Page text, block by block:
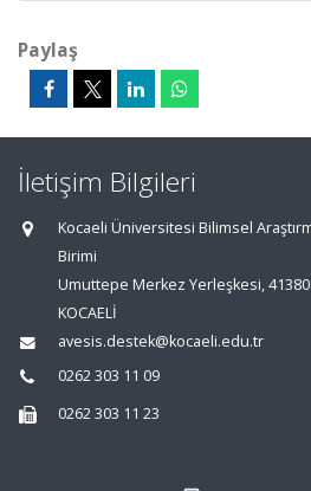
Paylaş
İletişim Bilgileri
Kocaeli Üniversitesi Bilimsel
Birimi
Umuttepe Merkez Yerleşkesi, 41380
KOCAELİ
avesis.destek@kocaeli.edu.tr
0262 303 11 09
0262 303 11 23